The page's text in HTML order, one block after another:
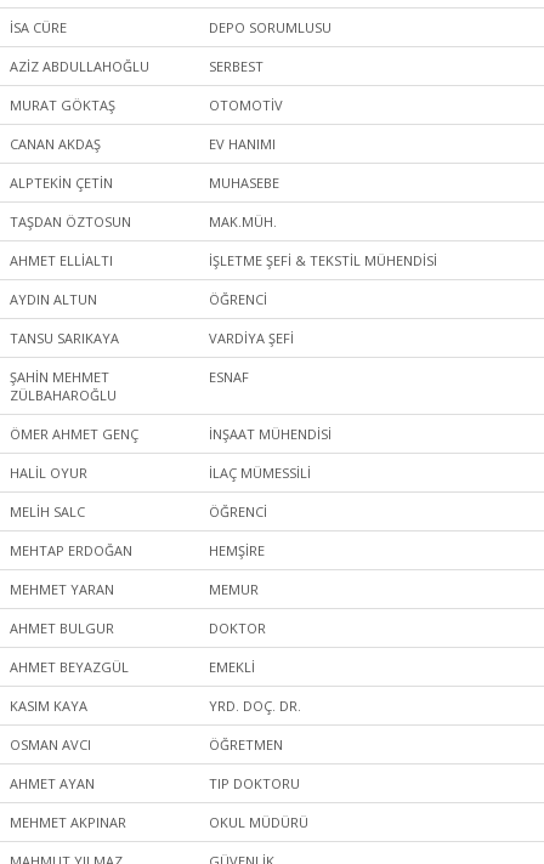
İSA CÜRE DEPO SORUMLUSU
AZİZ ABDULLAHOĞLU SERBEST
MURAT GÖKTAŞ OTOMOTİV
CANAN AKDAŞ EV HANIMI
ALPTEKİN ÇETİN MUHASEBE
TAŞDAN ÖZTOSUN MAK.MÜH.
AHMET ELLİALTI İŞLETME ŞEFİ & TEKSTİL MÜHENDİSİ
AYDIN ALTUN ÖĞRENCİ
TANSU SARIKAYA VARDİYA ŞEFİ
ŞAHİN MEHMET
ZÜLBAHAROĞLU
ESNAF
ÖMER AHMET GENÇ İNŞAAT MÜHENDİSİ
HALİL OYUR İLAÇ MÜMESSİLİ
MELİH SALC ÖĞRENCİ
MEHTAP ERDOĞAN HEMŞİRE
MEHMET YARAN MEMUR
AHMET BULGUR DOKTOR
AHMET BEYAZGÜL EMEKLİ
KASIM KAYA YRD. DOÇ. DR.
OSMAN AVCI ÖĞRETMEN
AHMET AYAN TIP DOKTORU
MEHMET AKPINAR OKUL MÜDÜRÜ